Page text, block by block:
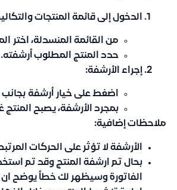
الدخول إلى قائمة المنتجات
من القائمة المنسدلة، اختر
حدد المنتج المطلوب أرشفته.
إجراء الأرشفة:
اضغط على خيار أرشفةبجانب
بمجرد الأرشفة، يصبح المنتج
ملاحظات إضافية:
الأرشفة لا تؤثر على الحركات
بحال تم ارشفة المنتج وقد تم
الفاتورة وسيظهر لك خطأ يوضح